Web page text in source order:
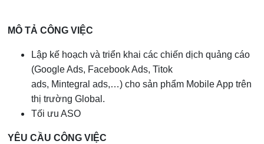
MÔ TẢ CÔNG VIỆC
Lập kế hoạch và triển khai các chiến dịch quảng cáo
(Google Ads, Facebook Ads, Titok
ads, Mintegral ads,…) cho sản phẩm Mobile App trên
thị trường Global.
Tối ưu ASO
YÊU CẦU CÔNG VIỆC